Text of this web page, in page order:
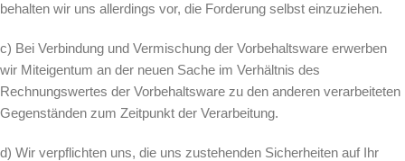
behalten wir uns allerdings vor, die Forderung selbst einzuziehen.
c) Bei Verbindung und Vermischung der Vorbehaltsware erwerben
wir Miteigentum an der neuen Sache im Verhältnis des
Rechnungswertes der Vorbehaltsware zu den anderen verarbeiteten
Gegenständen zum Zeitpunkt der Verarbeitung.
d) Wir verpflichten uns, die uns zustehenden Sicherheiten auf Ihr